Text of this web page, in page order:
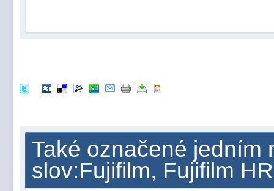
Také označené jedním
slov:Fujifilm, Fujifilm